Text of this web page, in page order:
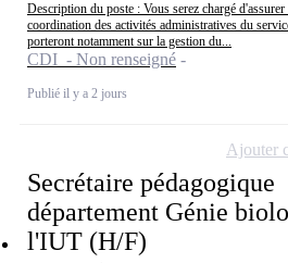
Description du poste : Vous serez chargé
coordination des activités administratives du
porteront notamment sur la gestion du...
CDI - Non renseigné
Publié il y a 2 jours
Secrétaire pédagogique
département Génie
l'IUT (H/F)
Ajouter